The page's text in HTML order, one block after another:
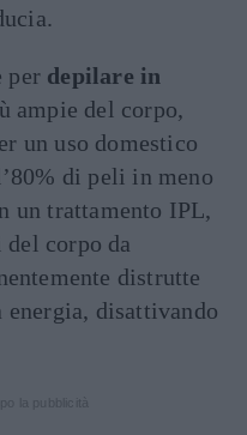
per depilare in
ampie del corpo,
un uso domestico
di peli in meno
un trattamento IPL,
corpo da
distrutte
energia, disattivando